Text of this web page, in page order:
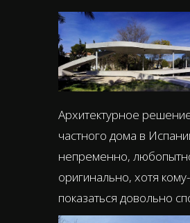
Архитектурное
частного дома в
непременно,
оригинально, хотя
показаться довольно